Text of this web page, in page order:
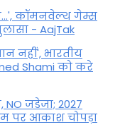
कॉमनवेल्थ गेम्स
- AajTak
नहीं', भारतीय
Shami को करे
जडेजा; 2027
पर आकाश चोपड़ा